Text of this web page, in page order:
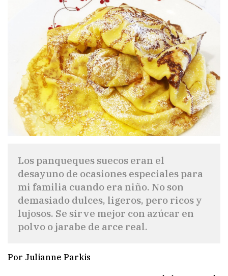
Los panqueques suecos eran el
desayuno de ocasiones especiales para
mi familia cuando era niño. No son
demasiado dulces, ligeros, pero ricos y
lujosos. Se sirve mejor con azúcar en
polvo o jarabe de arce real.
Por Julianne Parkis